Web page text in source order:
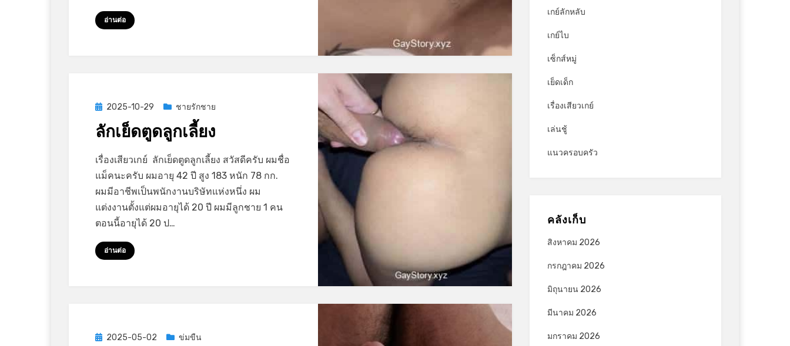
อ่านต่อ
Posted
on
2025-10-29 ชายรักชาย
ลักเย็ดตูดลูกเลี้ยง
byGayStory
Leave a commenton
ลัก
ลูก
เรื่องเสียวเกย์ ลักเย็ดตูดลูกเลี้ยง สวัสดีครับ ผมชื่อ
แม็คนะครับ ผมอายุ 42 ปี สูง 183 หนัก 78 กก.
ผมมีอาชีพเป็นพนักงานบริษัทแห่งหนึ่ง ผม
แต่งงานตั้งแต่ผมอายุได้ 20 ปี ผมมีลูกชาย 1 คน
ตอนนี้อายุได้ 20 ป…
อ่านต่อ
Posted
2025-05-02 ข่มขืน
เกย์ลักหลับ
เกย์ไบ
เซ็กส์หมู่
เย็ดเด็ก
เรื่องเสียวเกย์
เล่นชู้
แนวครอบครัว
คลังเก็บ
สิงหาคม 2026
กรกฎาคม 2026
มิถุนายน 2026
มีนาคม 2026
มกราคม 2026